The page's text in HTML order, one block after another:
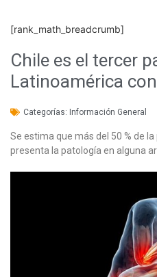
[rank_math_breadcrumb]
Chile es el tercer
Latinoamérica
Categorías: Información General
Se estima que más del 50 % de
presenta la patología en alguna